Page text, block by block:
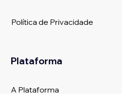
Política de Privacidade
Plataforma
A Plataforma